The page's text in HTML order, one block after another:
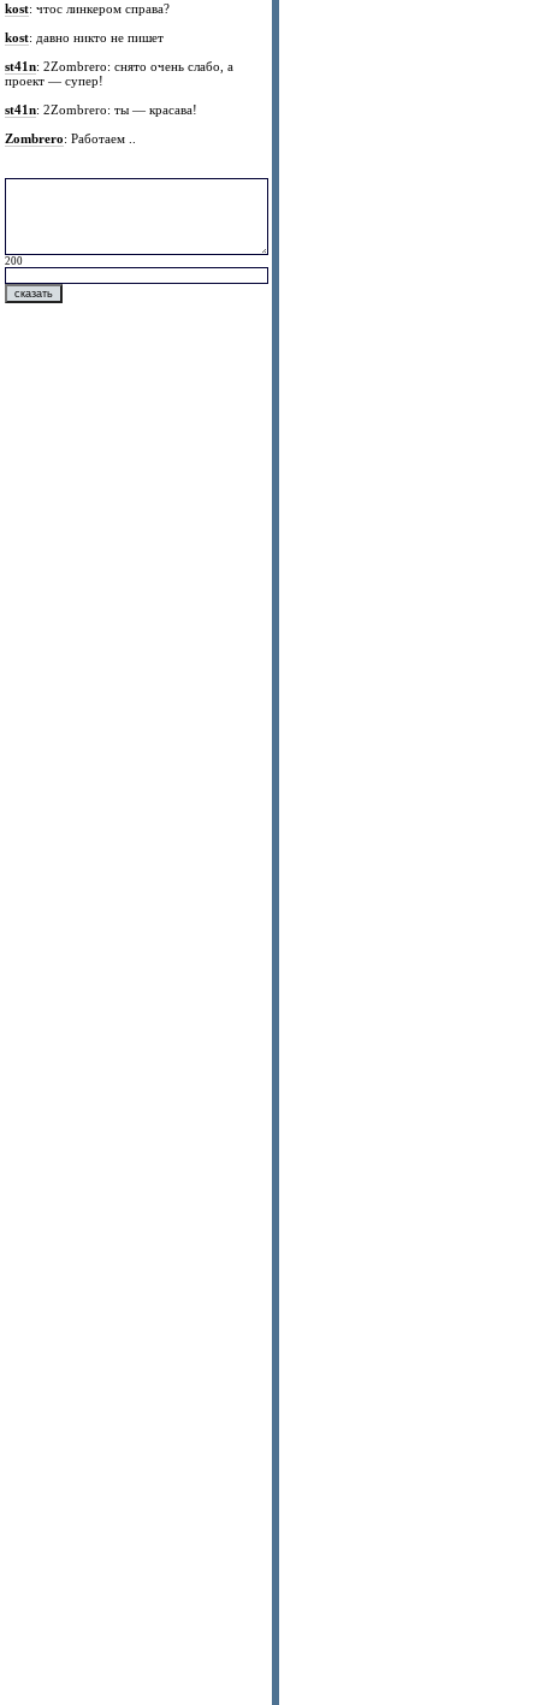
kost: чтос линкером справа?
kost: давно никто не пишет
st41n: 2Zombrero: снято очень слабо, а
проект — супер!
st41n: 2Zombrero: ты — красава!
Zombrero: Работаем ..
200